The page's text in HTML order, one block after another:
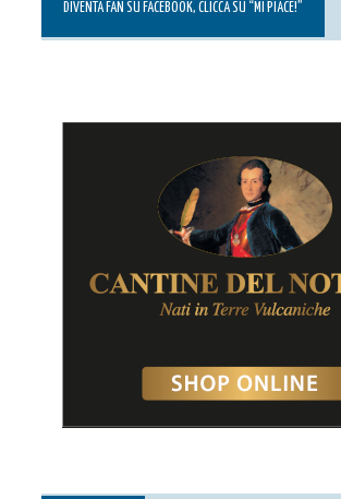
DIVENTA FAN SU FACEBOOK, CLICCA SU “MI PIACE!”